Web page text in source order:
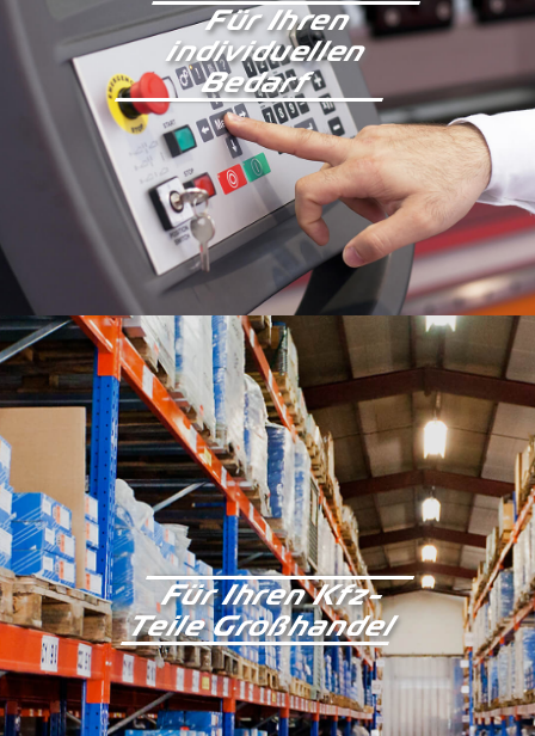
Für Ihren
individuellen
Bedarf
Kontakt
Für Ihren Kfz-
Teile Großhandel